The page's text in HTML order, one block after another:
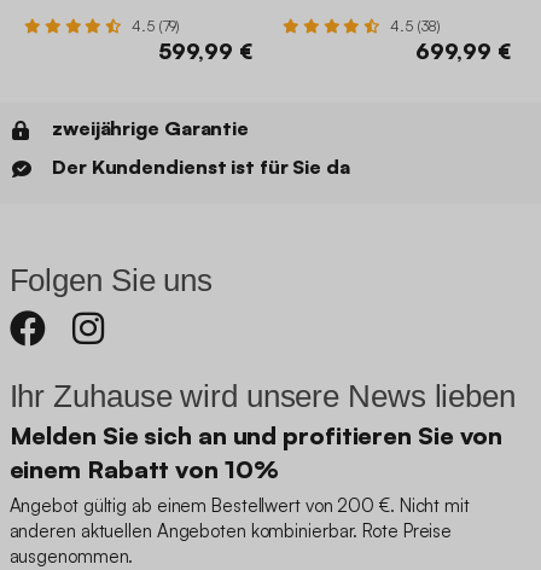
4.5 (79)
599,99 €
4.5 (38)
699,99 €
zweijährige Garantie
Der Kundendienst ist für Sie da
Folgen Sie uns
Ihr Zuhause wird unsere News lieben
Melden Sie sich an und profitieren Sie von
einem Rabatt von 10%
Angebot gültig ab einem Bestellwert von 200 €. Nicht mit
anderen aktuellen Angeboten kombinierbar. Rote Preise
ausgenommen.